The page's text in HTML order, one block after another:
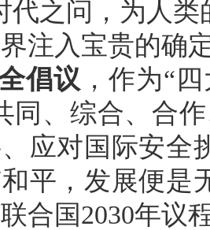
代之问，为人
注入宝贵的确
倡议 ，作为“
同、综合、合
应对国际安全
平，发展便是
合国2030年议